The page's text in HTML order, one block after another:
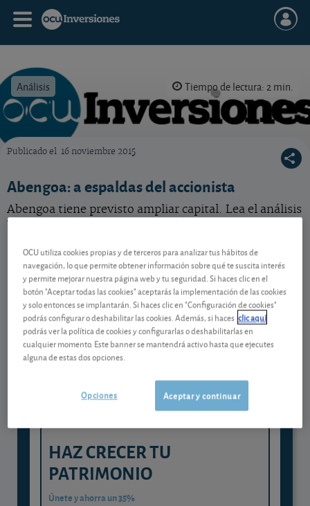
Análisis Tiempo de lectura: 2 min.
Publicado el 16 noviembre 2015
Abengoa: a espaldas del accionista
Abengoa tiene previsto ampliar capital. Lea el análisis
y conozca nuestra recomendación.
Contenido reservado a SOCIOS
Gestiona tu dinero con visión
experta
y consigue que cada euro trabaje
HAZ CRECER TU
PATRIMONIO
Únete y ahorra un 35%
OCU utiliza cookies propias y de terceros para analizar tus hábitos de
navegación, lo que permite obtener información sobre qué te suscita interés
y permite mejorar nuestra página web y tu seguridad. Si haces clic en el
botón "Aceptar todas las cookies" aceptarás la implementación de las cookies
y solo entonces se implantarán. Si haces clic en "Configuración de cookies"
podrás configurar o deshabilitar las cookies. Además, si haces clic aquí
podrás ver la política de cookies y configurarlas o deshabilitarlas en
cualquier momento. Este banner se mantendrá activo hasta que ejecutes
alguna de estas dos opciones.
Aceptar y continuar
Opciones